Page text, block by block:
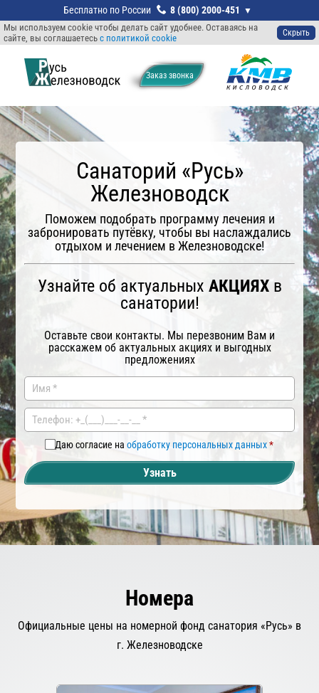
Мы используем cookie чтобы делать сайт удобнее. Оставаясь на
сайте, вы соглашаетесь с политикой cookie Скрыть
Заказ звонкa
8 (800) 2000-451
Санаторий «Русь»
Железноводск
Поможем подобрать программу лечения и
забронировать путёвку, чтобы вы наслаждались
отдыхом и лечением в Железноводске!
Узнайте об актуальных АКЦИЯХв
санатории!
Оставьте свои контакты. Мы перезвоним Вам и
расскажем об актуальных акциях и выгодных
предложениях
ш
мен
тар
ий
Даю согласие на обработку персональных данных
Узнать
Номера
Официальные цены на номерной фонд санатория «Русь» в
г. Железноводске